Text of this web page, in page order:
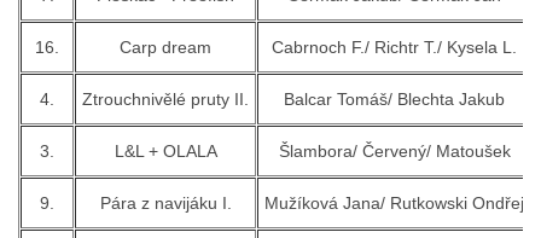
FOTOGALERIE
16. Carp dream Cabrnoch F./ Richtr T./ Kysela L.
4. Ztrouchnivělé pruty II. Balcar Tomáš/ Blechta Jakub
3. L&L + OLALA Šlambora/ Červený/ Matoušek
9. Pára z navijáku I. Mužíková Jana/ Rutkowski Ondřej